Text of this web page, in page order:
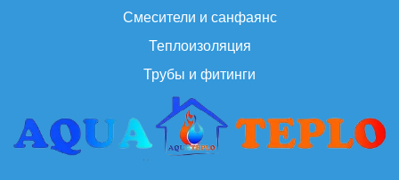
Смесители и санфаянс
Теплоизоляция
Трубы и фитинги